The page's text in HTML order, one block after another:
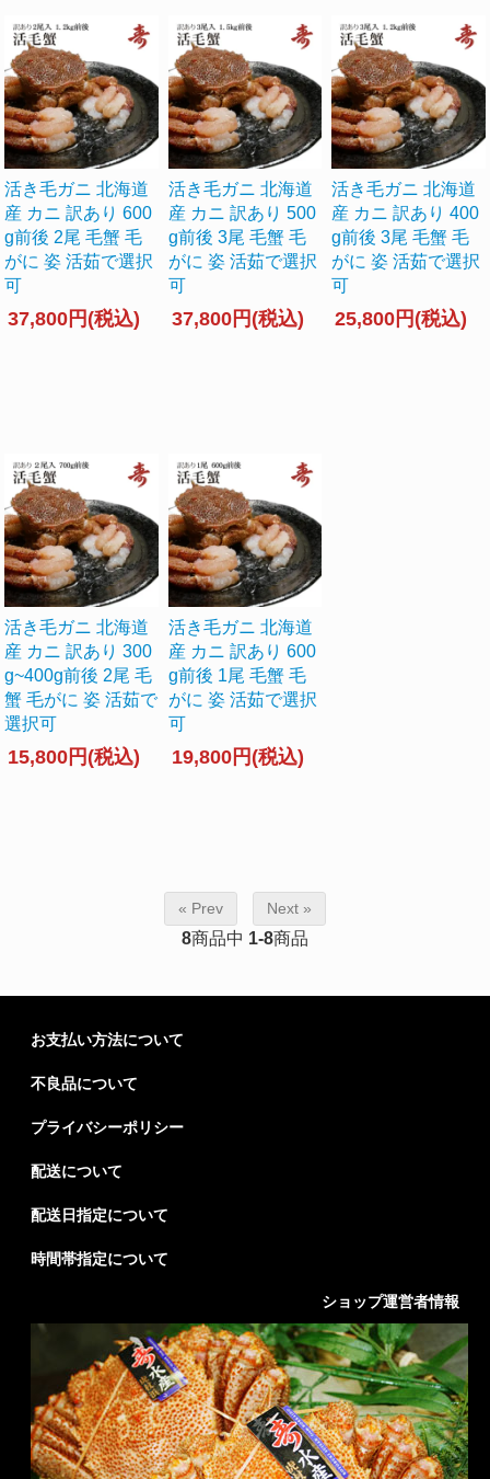
活き毛ガニ 北海道
産 カニ 訳あり 600
g前後 2尾 毛蟹 毛
がに 姿 活茹で選択
可
37,800円(税込)
活き毛ガニ 北海道
産 カニ 訳あり 500
g前後 3尾 毛蟹 毛
がに 姿 活茹で選択
可
37,800円(税込)
活き毛ガニ 北海道
産 カニ 訳あり 400
g前後 3尾 毛蟹 毛
がに 姿 活茹で選択
可
25,800円(税込)
活き毛ガニ 北海道
産 カニ 訳あり 300
g~400g前後 2尾 毛
蟹 毛がに 姿 活茹で
選択可
15,800円(税込)
活き毛ガニ 北海道
産 カニ 訳あり 600
g前後 1尾 毛蟹 毛
がに 姿 活茹で選択
可
19,800円(税込)
« Prev Next »
8商品中 1-8商品
お支払い方法について
不良品について
プライバシーポリシー
配送について
配送日指定について
時間帯指定について
ショップ運営者情報